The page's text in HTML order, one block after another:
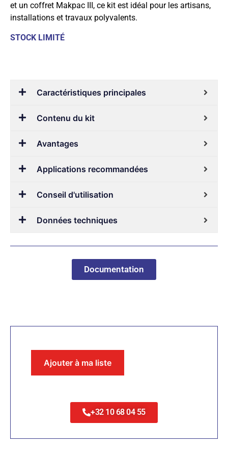
et un coffret Makpac III, ce kit est idéal pour les artisans,
installations et travaux polyvalents.
STOCK LIMITÉ
Caractéristiques principales
Contenu du kit
Avantages
Applications recommandées
Conseil d'utilisation
Données techniques
Documentation
Ajouter à ma liste
+32 10 68 04 55